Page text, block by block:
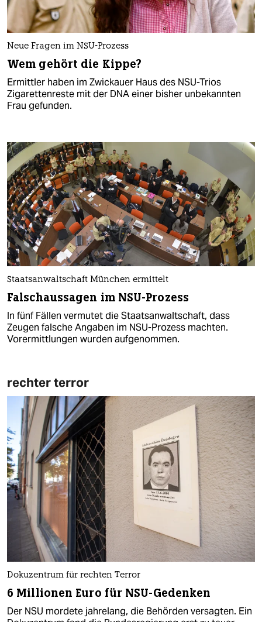
Neue Fragen im NSU-Prozess
Wem gehört die Kippe?
Ermittler haben im Zwickauer Haus des NSU-Trios
Zigarettenreste mit der DNA einer bisher unbekannten
Frau gefunden.
Staatsanwaltschaft München ermittelt
Falschaussagen im NSU-Prozess
In fünf Fällen vermutet die Staatsanwaltschaft, dass
Zeugen falsche Angaben im NSU-Prozess machten.
Vorermittlungen wurden aufgenommen.
rechter terror
Dokuzentrum für rechten Terror
6 Millionen Euro für NSU-Gedenken
Der NSU mordete jahrelang, die Behörden versagten. Ein